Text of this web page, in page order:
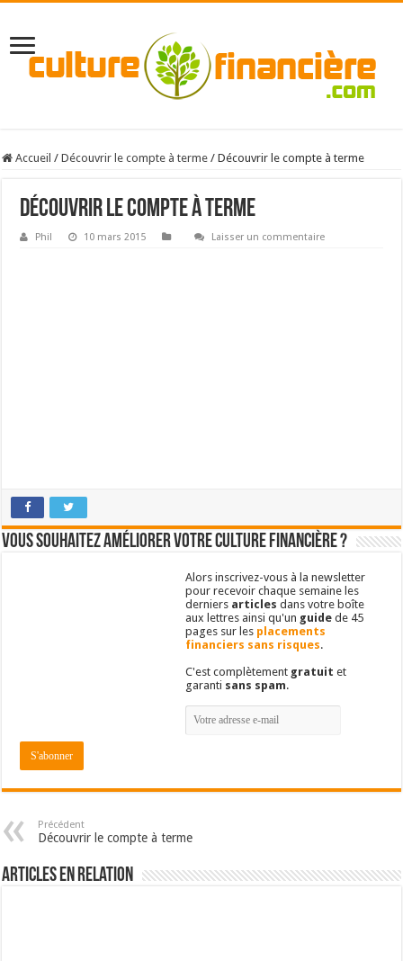
Accueil / Découvrir le compte à terme / Découvrir le compte à terme
Découvrir le compte à terme
Phil 10 mars 2015 Laisser un commentaire
Vous souhaitez améliorer votre culture financière ?
Alors inscrivez-vous à la newsletter
pour recevoir chaque semaine les
derniers articles dans votre boîte
aux lettres ainsi qu'un guide de 45
pages sur les placements
financiers sans risques.
C'est complètement gratuit et
garanti sans spam.
Précédent
Découvrir le compte à terme
Articles en relation